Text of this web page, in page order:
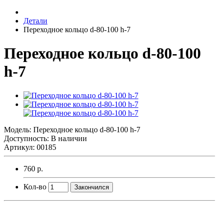
Детали
Переходное кольцо d-80-100 h-7
Переходное кольцо d-80-100
h-7
Модель: Переходное кольцо d-80-100 h-7
Доступность: В наличии
Артикул: 00185
760 р.
Кол-во Закончился